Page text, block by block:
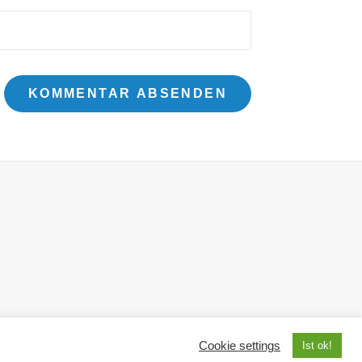
Cookie settings Ist ok!